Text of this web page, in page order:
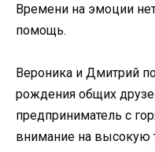
Времени на эмоции
помощь.
Вероника и Дмитрий
рождения общих
предприниматель с
внимание на высокую